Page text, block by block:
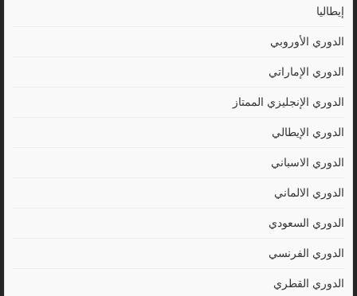
إيطاليا
الدوري الأوروبي
الدوري الإماراتي
الدوري الإنجليزي الممتاز
الدوري الإيطالي
الدوري الاسباني
الدوري الالماني
الدوري السعودي
الدوري الفرنسي
الدوري القطري